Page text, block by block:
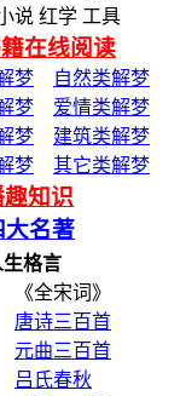
说 红学 工具
在线阅读
梦
自然类解梦
梦
爱情类解梦
梦
建筑类解梦
梦 其它类解梦
知识
大名著
生格言
宋词》
唐诗三百首
元曲三百首
吕氏春秋